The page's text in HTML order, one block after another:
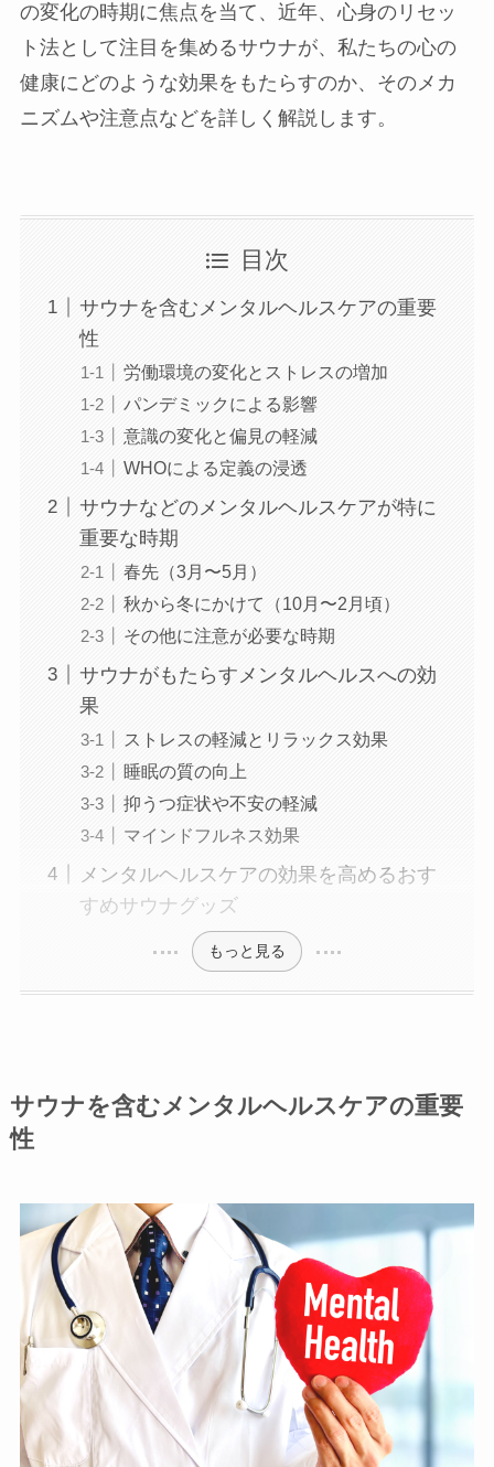
の変化の時期に焦点を当て、近年、心身のリセッ
ト法として注目を集めるサウナが、私たちの心の
健康にどのような効果をもたらすのか、そのメカ
ニズムや注意点などを詳しく解説します。
目次
サウナを含むメンタルヘルスケアの重要
性
労働環境の変化とストレスの増加
パンデミックによる影響
意識の変化と偏見の軽減
WHOによる定義の浸透
サウナなどのメンタルヘルスケアが特に
重要な時期
春先（3月〜5月）
秋から冬にかけて（10月〜2月頃）
その他に注意が必要な時期
サウナがもたらすメンタルヘルスへの効
果
ストレスの軽減とリラックス効果
睡眠の質の向上
抑うつ症状や不安の軽減
マインドフルネス効果
メンタルヘルスケアの効果を高めるおす
すめサウナグッズ
もっと見る
サウナを含むメンタルヘルスケアの重要
性